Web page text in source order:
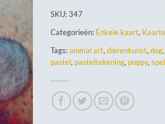
SKU: 347
Categorieën: Enkele kaart,
Tags:animal art, dierenkunst, dog,
pastel, pasteltekening, puppy,